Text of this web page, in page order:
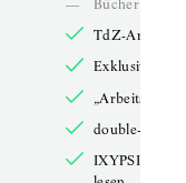
—
Bücher online
TdZ-Artikel
Exklusive
double-